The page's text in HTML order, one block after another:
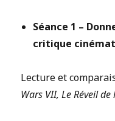
Séance 1 –
critique
Lecture et
Wars VII, Le Réveil